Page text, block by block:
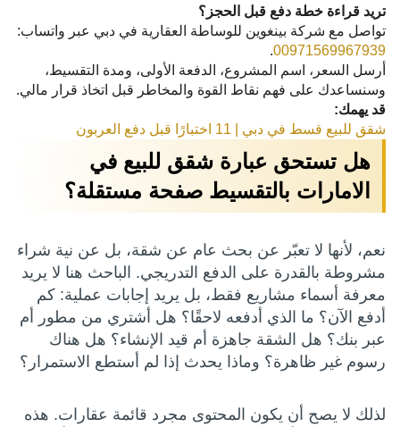
تريد قراءة خطة دفع قبل الحجز؟
تواصل مع شركة بينغوين للوساطة العقارية في دبي عبر واتساب:
00971569967939
.
أرسل السعر، اسم المشروع، الدفعة الأولى، ومدة التقسيط،
وسنساعدك على فهم نقاط القوة والمخاطر قبل اتخاذ قرار مالي.
قد يهمك:
شقق للبيع قسط في دبي | 11 اختبارًا قبل دفع العربون
هل تستحق عبارة شقق للبيع في
الامارات بالتقسيط صفحة مستقلة؟
نعم، لأنها لا تعبّر عن بحث عام عن شقة، بل عن نية شراء
مشروطة بالقدرة على الدفع التدريجي. الباحث هنا لا يريد
معرفة أسماء مشاريع فقط، بل يريد إجابات عملية: كم
أدفع الآن؟ ما الذي أدفعه لاحقًا؟ هل أشتري من مطور أم
عبر بنك؟ هل الشقة جاهزة أم قيد الإنشاء؟ هل هناك
رسوم غير ظاهرة؟ وماذا يحدث إذا لم أستطع الاستمرار؟
لذلك لا يصح أن يكون المحتوى مجرد قائمة عقارات. هذه